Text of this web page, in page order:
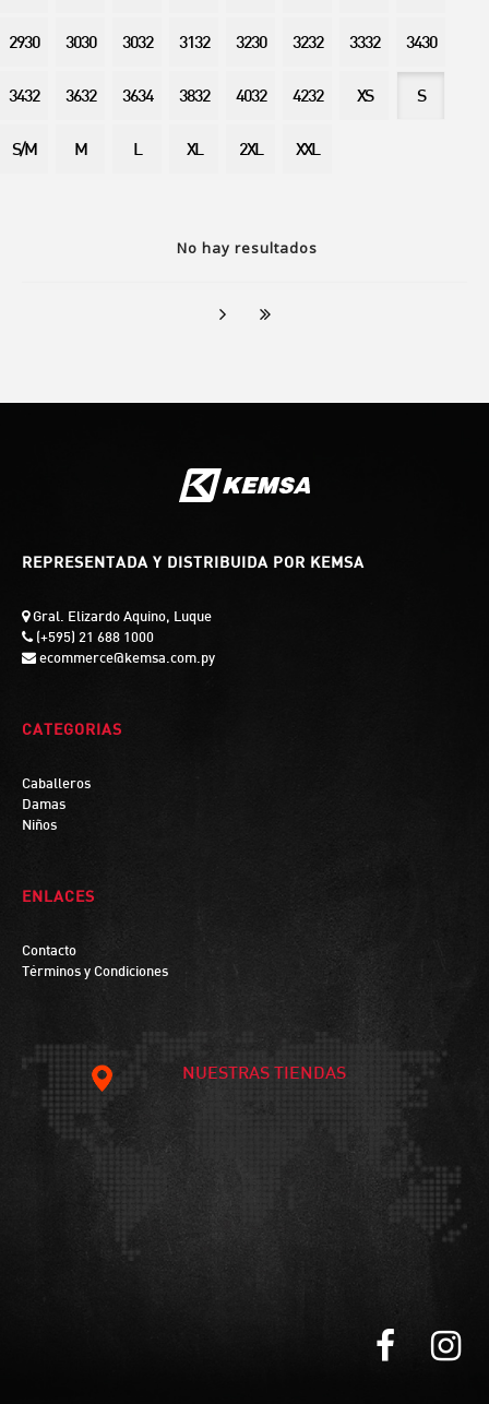
No hay resultados
2930 3030 3032 3132 3230 3232 3332 3430
3432 3632 3634 3832 4032 4232 XS S
S/M M L XL 2XL XXL
REPRESENTADA Y DISTRIBUIDA POR KEMSA
Gral. Elizardo Aquino, Luque
(+595) 21 688 1000
ecommerce@kemsa.com.py
CATEGORIAS
Caballeros
Damas
Niños
ENLACES
Contacto
Términos y Condiciones
NUESTRAS TIENDAS